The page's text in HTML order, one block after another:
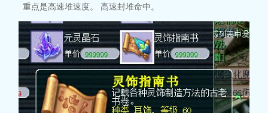
重点是高速堆速度。 高速封堆命中。